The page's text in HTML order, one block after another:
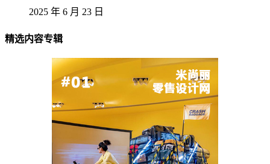
2025 年 6 月 23 日
精选内容专辑